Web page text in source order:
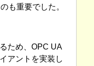
も重要でした。
ため、OPC UA
アントを実装し